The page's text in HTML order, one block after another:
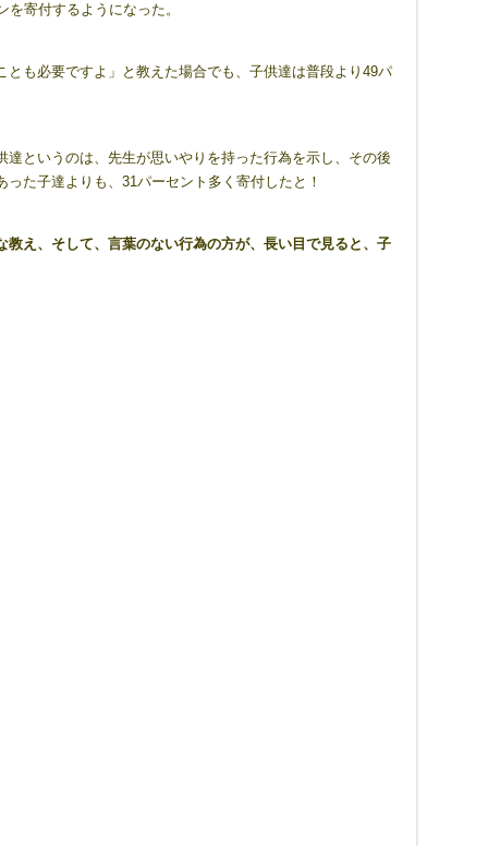
寄付するようになった。
も必要ですよ」と教えた場合でも、子供達は普段より49パ
というのは、先生が思いやりを持った行為を示し、その後
た子達よりも、31パーセント多く寄付したと！
え、そして、言葉のない行為の方が、長い目で見ると、子